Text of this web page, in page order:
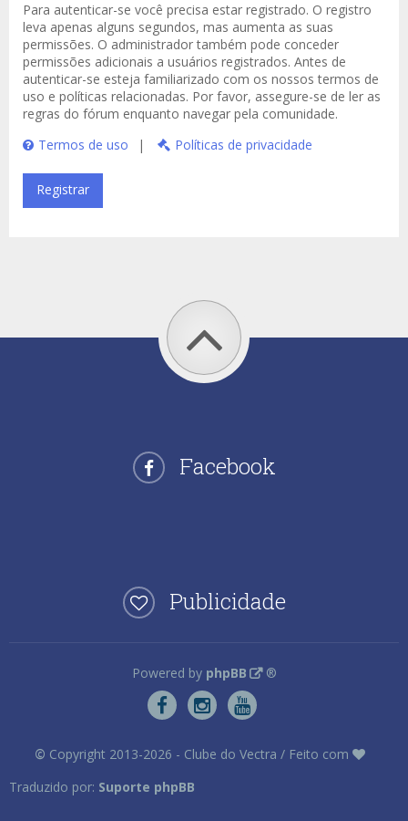
Para autenticar-se você precisa estar registrado. O registro
leva apenas alguns segundos, mas aumenta as suas
permissões. O administrador também pode conceder
permissões adicionais a usuários registrados. Antes de
autenticar-se esteja familiarizado com os nossos termos de
uso e políticas relacionadas. Por favor, assegure-se de ler as
regras do fórum enquanto navegar pela comunidade.
Termos de uso
| Políticas de privacidade
Registrar
Facebook
Publicidade
Powered by phpBB ®
© Copyright 2013-2026 - Clube do Vectra / Feito com
Traduzido por: Suporte phpBB